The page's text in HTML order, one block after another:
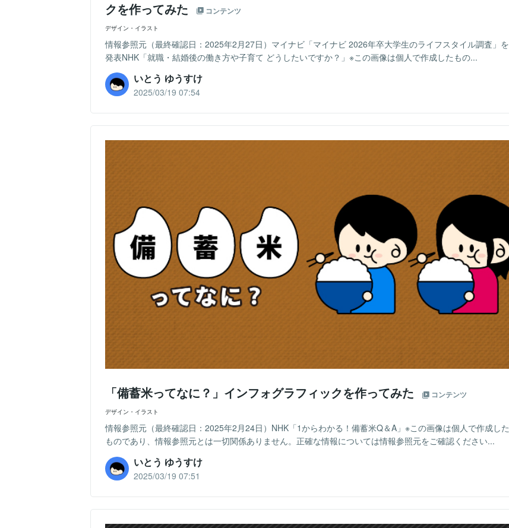
クを作ってみた
コンテンツ
デザイン・イラスト
情報参照元（最終確認日：2025年2月27日）マイナビ「マイナビ 2026年卒大学生のライフスタイル調査」を
発表NHK「就職・結婚後の働き方や子育て どうしたいですか？」※この画像は個人で作成したもの...
いとう ゆうすけ
2025/03/19 07:54
「備蓄米ってなに？」インフォグラフィックを作ってみた コンテンツ
デザイン・イラスト
情報参照元（最終確認日：2025年2月24日）NHK「1からわかる！備蓄米Q＆A」※この画像は個人で作成した
ものであり、情報参照元とは一切関係ありません。正確な情報については情報参照元をご確認ください...
いとう ゆうすけ
2025/03/19 07:51